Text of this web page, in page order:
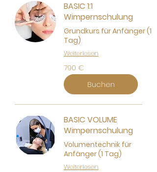
BASIC 1:1
Wimpernschulung
Grundkurs für Anfänger (1
Tag)
Weiterlesen
790
Euro
790 €
Buchen
BASIC VOLUME
Wimpernschulung
Volumentechnik für
Anfänger (1 Tag)
Weiterlesen